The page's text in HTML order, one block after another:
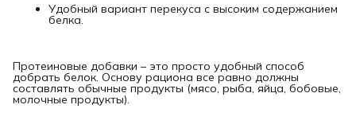
Удобный вариант перекуса с высоким содержанием
белка.
Протеиновые добавки – это просто удобный способ
добрать белок. Основу рациона все равно должны
составлять обычные продукты (мясо, рыба, яйца, бобовые,
молочные продукты).